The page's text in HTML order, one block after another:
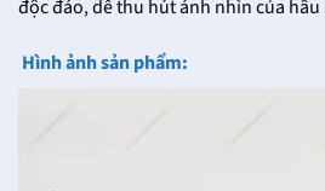
độc đáo, dễ thu hút ánh nhìn của
Hình ảnh sản phẩm: